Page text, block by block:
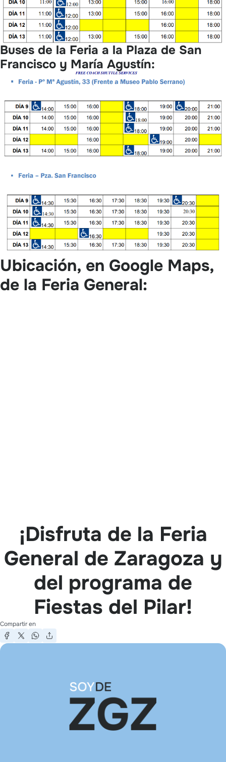
Buses de la Feria a la Plaza de San
Francisco y María Agustín:
Ubicación, en Google Maps,
de la Feria General:
¡Disfruta de la Feria
General de Zaragoza y
del programa de
Fiestas del Pilar!
Compartir en